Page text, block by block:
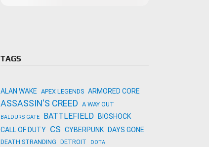
TAGS
ALAN WAKE APEX LEGENDS ARMORED CORE
ASSASSIN'S CREED A WAY OUT
BALDURS GATE BATTLEFIELD
BIOSHOCK
CALL OF DUTY CS CYBERPUNK DAYS GONE
DEATH STRANDING DETROIT DOTA